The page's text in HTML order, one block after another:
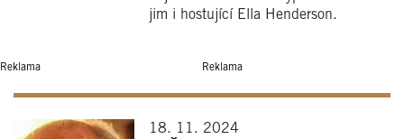
jim i hostující Ella Henderson.
Reklama Reklama
18. 11. 2024